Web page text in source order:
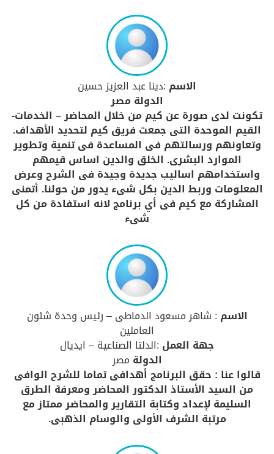
الاسم :دينا عبد العزيز حسين
الدولة مصر
تكونت لدى صورة عن كيم من خلال المحاضر – الخدمات-
القيم الموحدة التى جمعت فريق كيم لتحديد الأهداف.
وتعاونهم ورسالتهم فى المساعدة فى تنمية وتطوير
الموارد البشرى. الخلق والدين اساس قيمهم
واستخدامهم اساليب جديدة وجيدة فى الشرح وعرض
المعلومات وربط الدين بكل شىء يدور من حولنا. أتمنى
المشاركة مع كيم فى أي برنامج لانه استفادة من كل
شىء
الاسم : شاهر مسعود الدماطى – رئيس وحدة شئون
العاملين
جهة العمل :الدلتا الصناعية – ايديال
الدولة مصر
قالوا عنا : حقق البرنامج أهدافى تماما للشرح الوافى
من السيد الأستاذ الدكتور المحاضر ومعرفة الطرق
السليمة لإعداد وكتابة التقارير والمحاضر ممتاز مع
مرتبة الشرف الأولى والوسام الذهبى.